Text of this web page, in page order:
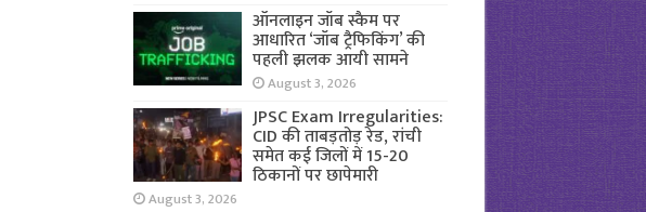
ऑनलाइन जॉब स्कैम पर
आधारित ‘जॉब ट्रैफिकिंग’ की
पहली झलक आयी सामने
August 3, 2026
JPSC Exam Irregularities:
CID की ताबड़तोड़ रेड, रांची
समेत कई जिलों में 15-20
ठिकानों पर छापेमारी
August 3, 2026